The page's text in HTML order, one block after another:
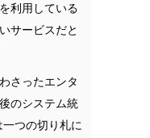
利用している
サービスだと
さったエンタ
のシステム統
つの切り札に